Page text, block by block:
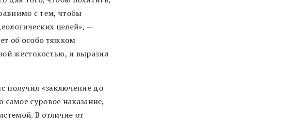
с тем, чтобы
целей», —
об особо тяжком
жестокостью, и выразил
получил «заключение до
суровое наказание,
В отличие от